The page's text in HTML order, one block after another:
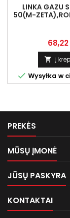
LINKA GAZU
50(M-
Kaina
 Į
 Wysyłka w
PREKĖS
MŪSŲ ĮMONĖ
JŪSŲ PASKYRA
KONTAKTAI